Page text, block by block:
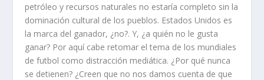
petróleo y recursos naturales no estaría completo sin la
dominación cultural de los pueblos. Estados Unidos es
la marca del ganador, ¿no?. Y, ¿a quién no le gusta
ganar? Por aquí cabe retomar el tema de los mundiales
de futbol como distracción mediática. ¿Por qué nunca
se detienen? ¿Creen que no nos damos cuenta de que